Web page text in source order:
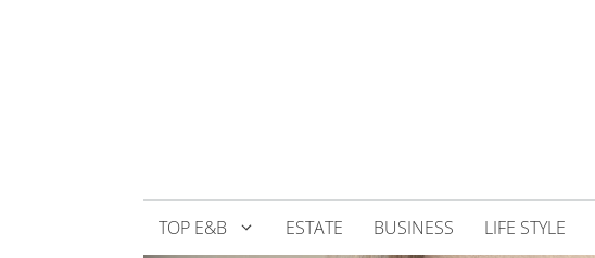
TOP E&B ESTATE BUSINESS LIFE STYLE